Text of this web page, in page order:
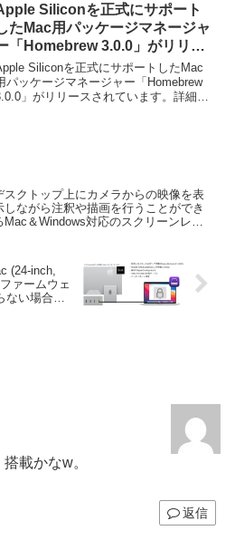
Siliconを正式にサポート
たMac用パッケージマネージャ
「Homebrew 3.0.0」がリリー
。 Siliconを正式にサポートしたMac
パッケージマネージャー「Homebrew
」がリリースされています。詳細は
スクトップ上にカメラからの映像を表
しながら注釈や描画を行うことができ
Mac＆Windows対応のスクリーンレコ
(24-inch,
ァームウェ
ない場合の
載かなw。
返信